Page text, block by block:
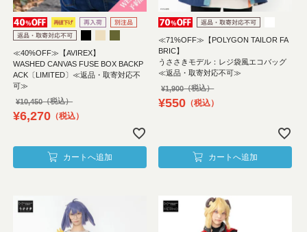
≪40%OFF≫【AVIREX】
WASHED CANVAS FUSE BOX BACKP
ACK〔LIMITED〕≪返品・取寄対応不
可≫
¥10,450
¥6,270 税込
カートへ追加
≪71%OFF≫【POLYGON TAILOR FA
BRIC】
うささきモデル：レジ袋風エコバッグ
≪返品・取寄対応不可≫
¥1,900
¥550 税込
カートへ追加